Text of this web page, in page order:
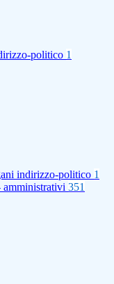
politico 1
indirizzo-politico 1
351